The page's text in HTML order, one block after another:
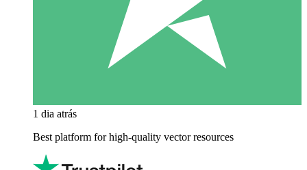
1 dia atrás
Best platform for high-quality vector resources